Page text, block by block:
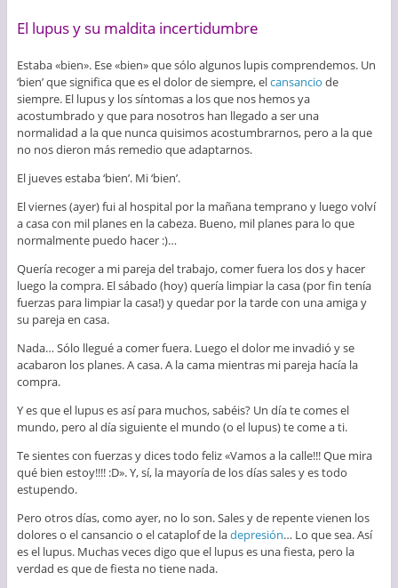
El lupus y su maldita incertidumbre
Estaba «bien». Ese «bien» que sólo algunos lupis comprendemos. Un
‘bien’ que significa que es el dolor de siempre, elcansancio de
siempre. El lupus y los síntomas a los que nos hemos ya
acostumbrado y que para nosotros han llegado a ser una
normalidad a la que nunca quisimos acostumbrarnos, pero a la que
no nos dieron más remedio que adaptarnos.
El jueves estaba ‘bien’. Mi ‘bien’.
El viernes (ayer) fui al hospital por la mañana temprano y luego volví
a casa con mil planes en la cabeza. Bueno, mil planes para lo que
normalmente puedo hacer :)…
Quería recoger a mi pareja del trabajo, comer fuera los dos y hacer
luego la compra. El sábado (hoy) quería limpiar la casa (por fin tenía
fuerzas para limpiar la casa!) y quedar por la tarde con una amiga y
su pareja en casa.
Nada… Sólo llegué a comer fuera. Luego el dolor me invadió y se
acabaron los planes. A casa. A la cama mientras mi pareja hacía la
compra.
Y es que el lupus es así para muchos, sabéis? Un día te comes el
mundo, pero al día siguiente el mundo (o el lupus) te come a ti.
Te sientes con fuerzas y dices todo feliz «Vamos a la calle!!! Que mira
qué bien estoy!!!! :D». Y, sí, la mayoría de los días sales y es todo
estupendo.
Pero otros días, como ayer, no lo son. Sales y de repente vienen los
dolores o el cansancio o el cataplof de ladepresión… Lo que sea. Así
es el lupus. Muchas veces digo que el lupus es una fiesta, pero la
verdad es que de fiesta no tiene nada.